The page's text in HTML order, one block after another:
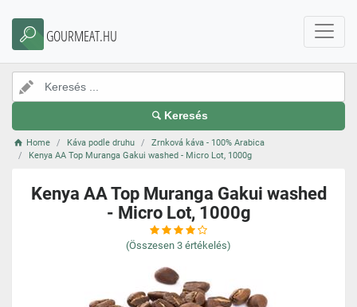
GOURMEAT.HU
Keresés
Home Káva podle druhu
Zrnková káva - 100% Arabica
Kenya AA Top Muranga Gakui washed - Micro Lot, 1000g
Kenya AA Top Muranga Gakui washed
- Micro Lot, 1000g
(Összesen 3 értékelés)